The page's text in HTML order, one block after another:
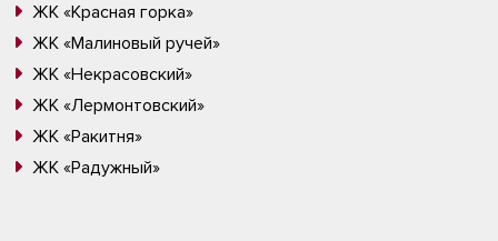
ЖК «Красная горка»
ЖК «Малиновый ручей»
ЖК «Некрасовский»
ЖК «Лермонтовский»
ЖК «Ракитня»
ЖК «Радужный»